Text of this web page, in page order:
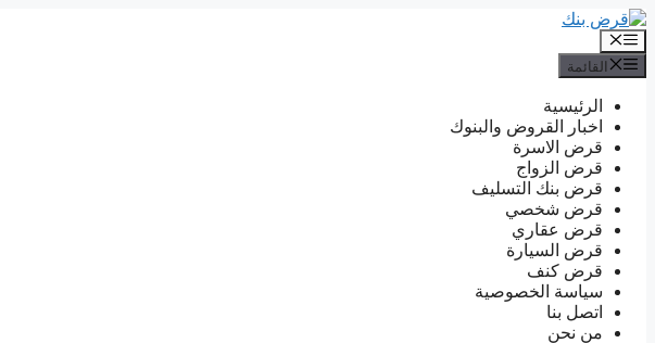
انتقل
إلى
المحتوى
القائمة
القائمة
الرئيسية
اخبار القروض والبنوك
قرض الاسرة
قرض الزواج
قرض بنك التسليف
قرض شخصي
قرض عقاري
قرض السيارة
قرض كنف
سياسة الخصوصية
اتصل بنا
من نحن